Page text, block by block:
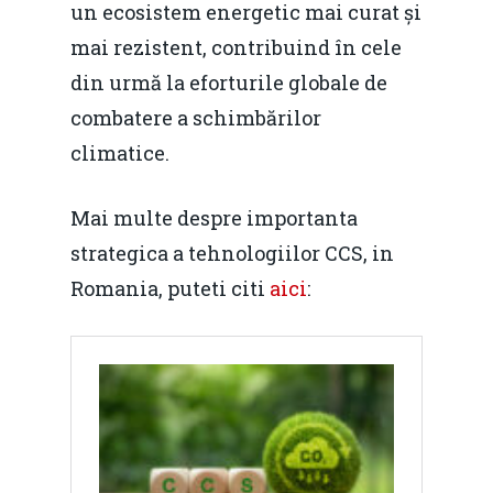
un ecosistem energetic mai curat și
mai rezistent, contribuind în cele
din urmă la eforturile globale de
combatere a schimbărilor
climatice.
Mai multe despre importanta
strategica a tehnologiilor CCS, in
Romania, puteti citi aici:
Home
Noutăți
Despre
Foto
Modelul economic
România – orizont
resurselor naturale
Piaţa gazelor naturale:
predictibilitate,
concurenţă.
Video
economie
Politici Europene în
Economie
Video Forum Marea
EM360 Talk
Burse pentru